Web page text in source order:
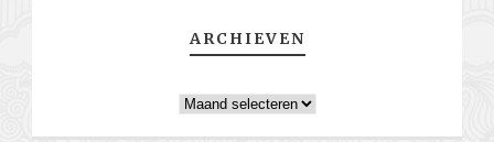
ARCHIEVEN
Archieven